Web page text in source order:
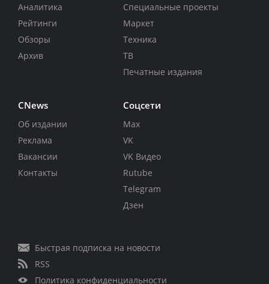
Аналитика
Рейтинги
Обзоры
Архив
Специальные проекты
Маркет
Техника
ТВ
Печатные издания
CNews
Об издании
Реклама
Вакансии
Контакты
Соцсети
Max
VK
VK Видео
Rutube
Telegram
Дзен
Быстрая подписка на новости
RSS
Политика конфиденциальности